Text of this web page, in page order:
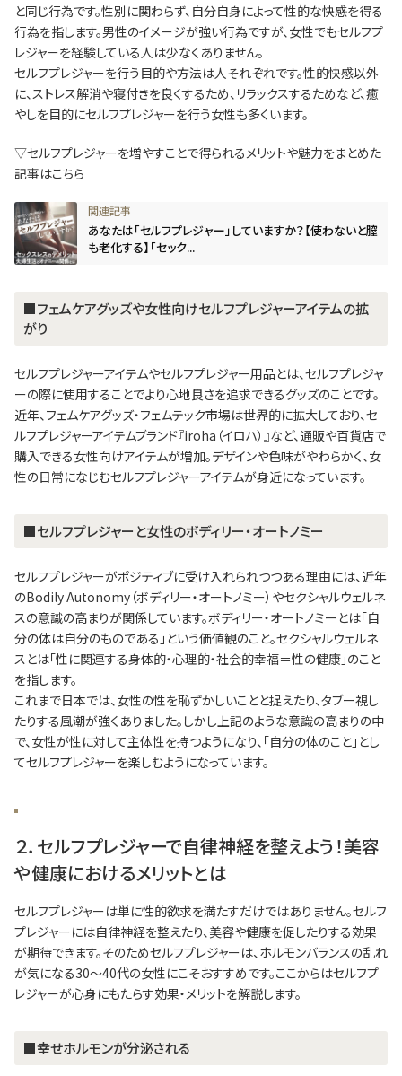
と同じ行為です。性別に関わらず、自分自身によって性的な快感を得る
行為を指します。男性のイメージが強い行為ですが、女性でもセルフプ
レジャーを経験している人は少なくありません。
セルフプレジャーを行う目的や方法は人それぞれです。性的快感以外
に、ストレス解消や寝付きを良くするため、リラックスするためなど、癒
やしを目的にセルフプレジャーを行う女性も多くいます。
▽セルフプレジャーを増やすことで得られるメリットや魅力をまとめた
記事はこちら
あなたは「セルフプレジャー」していますか？【使わないと膣
も老化する】「セック...
■フェムケアグッズや女性向けセルフプレジャーアイテムの拡
がり
セルフプレジャーアイテムやセルフプレジャー用品とは、セルフプレジャ
ーの際に使用することでより心地良さを追求できるグッズのことです。
近年、フェムケアグッズ・フェムテック市場は世界的に拡大しており、セ
ルフプレジャーアイテムブランド『iroha（イロハ）』など、通販や百貨店で
購入できる女性向けアイテムが増加。デザインや色味がやわらかく、女
性の日常になじむセルフプレジャーアイテムが身近になっています。
■セルフプレジャーと女性のボディリー・オートノミー
セルフプレジャーがポジティブに受け入れられつつある理由には、近年
のBodily Autonomy（ボディリー・オートノミー）やセクシャルウェルネ
スの意識の高まりが関係しています。ボディリー・オートノミーとは「自
分の体は自分のものである」という価値観のこと。セクシャルウェルネ
スとは「性に関連する身体的・心理的・社会的幸福＝性の健康」のこと
を指します。
これまで日本では、女性の性を恥ずかしいことと捉えたり、タブー視し
たりする風潮が強くありました。しかし上記のような意識の高まりの中
で、女性が性に対して主体性を持つようになり、「自分の体のこと」とし
てセルフプレジャーを楽しむようになっています。
２．セルフプレジャーで自律神経を整えよう！美容
や健康におけるメリットとは
セルフプレジャーは単に性的欲求を満たすだけではありません。セルフ
プレジャーには自律神経を整えたり、美容や健康を促したりする効果
が期待できます。そのためセルフプレジャーは、ホルモンバランスの乱れ
が気になる30～40代の女性にこそおすすめです。ここからはセルフプ
レジャーが心身にもたらす効果・メリットを解説します。
■幸せホルモンが分泌される